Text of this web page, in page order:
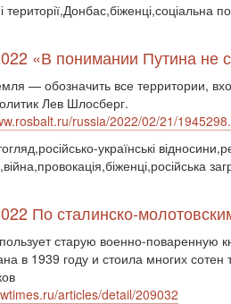
території,Донбас,біженці,соціальна
«В понимании Путина не
— обозначить все территории,
Лев Шлосберг.
russia/2022/02/21/
українські
По сталинско-
старую военно-поваренную
в 1939 году и стоила многих
articles/detail/209032